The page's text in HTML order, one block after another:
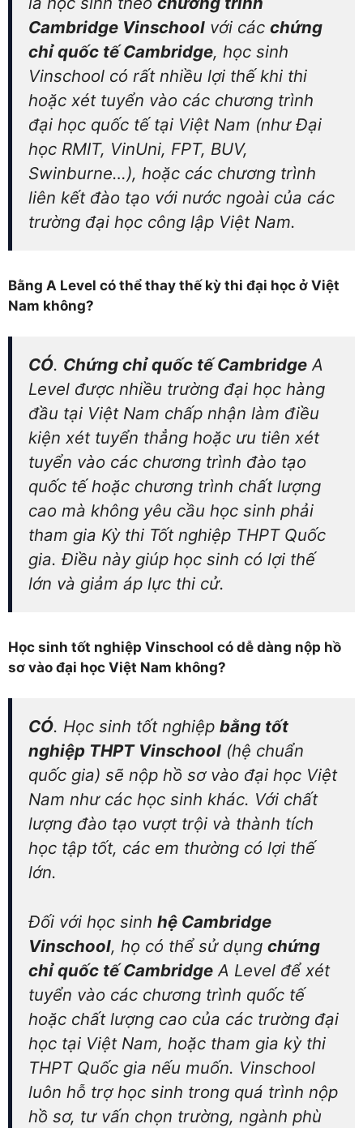
Cambridge Vinschool với các chứng
chỉ quốc tế Cambridge, học sinh
Vinschool có rất nhiều lợi thế khi thi
hoặc xét tuyển vào các chương trình
đại học quốc tế tại Việt Nam (như Đại
học RMIT, VinUni, FPT, BUV,
Swinburne…), hoặc các chương trình
liên kết đào tạo với nước ngoài của các
trường đại học công lập Việt Nam.
Bằng A Level có thể thay thế kỳ thi đại học ở Việt
Nam không?
CÓ. Chứng chỉ quốc tế Cambridge A
Level được nhiều trường đại học hàng
đầu tại Việt Nam chấp nhận làm điều
kiện xét tuyển thẳng hoặc ưu tiên xét
tuyển vào các chương trình đào tạo
quốc tế hoặc chương trình chất lượng
cao mà không yêu cầu học sinh phải
tham gia Kỳ thi Tốt nghiệp THPT Quốc
gia. Điều này giúp học sinh có lợi thế
lớn và giảm áp lực thi cử.
Học sinh tốt nghiệp Vinschool có dễ dàng nộp hồ
sơ vào đại học Việt Nam không?
CÓ. Học sinh tốt nghiệp bằng tốt
nghiệp THPT Vinschool (hệ chuẩn
quốc gia) sẽ nộp hồ sơ vào đại học Việt
Nam như các học sinh khác. Với chất
lượng đào tạo vượt trội và thành tích
học tập tốt, các em thường có lợi thế
lớn.
Đối với học sinh hệ Cambridge
Vinschool, họ có thể sử dụng chứng
chỉ quốc tế Cambridge A Level để xét
tuyển vào các chương trình quốc tế
hoặc chất lượng cao của các trường đại
học tại Việt Nam, hoặc tham gia kỳ thi
THPT Quốc gia nếu muốn. Vinschool
luôn hỗ trợ học sinh trong quá trình nộp
hồ sơ, tư vấn chọn trường, ngành phù